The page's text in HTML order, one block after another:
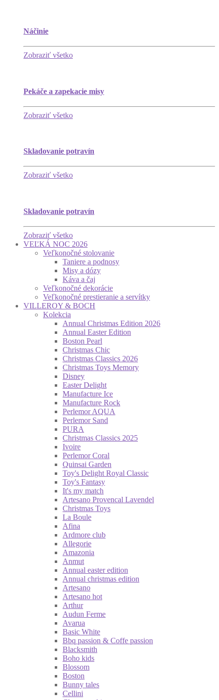
Náčinie
Zobraziť všetko
Pekáče a zapekacie misy
Zobraziť všetko
Skladovanie potravín
Zobraziť všetko
Skladovanie potravín
Zobraziť všetko
VEĽKÁ NOC 2026
Veľkonočné stolovanie
Taniere a podnosy
Misy a dózy
Káva a čaj
Veľkonočné dekorácie
Veľkonočné prestieranie a servítky
VILLEROY & BOCH
Kolekcia
Annual Christmas Edition 2026
Annual Easter Edition
Boston Pearl
Christmas Chic
Christmas Classics 2026
Christmas Toys Memory
Disney
Easter Delight
Manufacture Ice
Manufacture Rock
Perlemor AQUA
Perlemor Sand
PURA
Christmas Classics 2025
Ivoire
Perlemor Coral
Quinsai Garden
Toy's Delight Royal Classic
Toy's Fantasy
It's my match
Artesano Provencal Lavendel
Christmas Toys
La Boule
Afina
Ardmore club
Allegorie
Amazonia
Anmut
Annual easter edition
Annual christmas edition
Artesano
Artesano hot
Arthur
Audun Ferme
Avarua
Basic White
Bbq passion & Coffe passion
Blacksmith
Boho kids
Blossom
Boston
Bunny tales
Cellini